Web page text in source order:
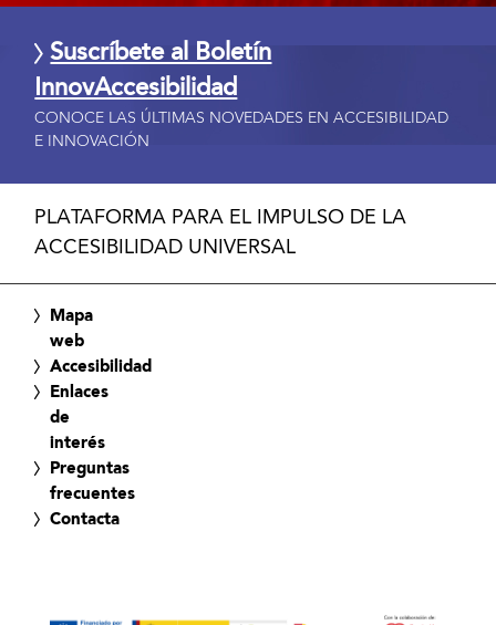
Suscríbete al Boletín
InnovAccesibilidad
CONOCE LAS ÚLTIMAS NOVEDADES EN ACCESIBILIDAD
E INNOVACIÓN
PLATAFORMA PARA EL IMPULSO DE LA
ACCESIBILIDAD UNIVERSAL
Mapa
web
Accesibilidad
Enlaces
de
interés
Preguntas
frecuentes
Contacta